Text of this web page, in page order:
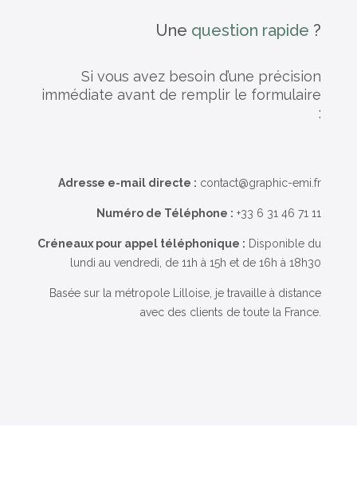
Une question rapide ?
Si vous avez besoin d’une précision
immédiate avant de remplir le formulaire
:
Adresse e-mail directe : contact@graphic-emi.fr
Numéro de Téléphone : +33 6 31 46 71 11
Créneaux pour appel téléphonique : Disponible du
lundi au vendredi, de 11h à 15h et de 16h à 18h30
Basée sur la métropole Lilloise, je travaille à distance
avec des clients de toute la France.